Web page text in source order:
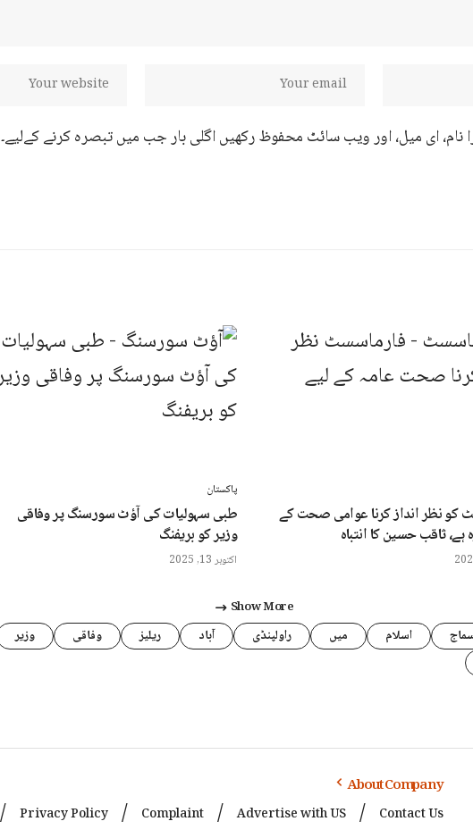
نام، ای میل، اور ویب سائٹ محفوظ رکھیں اگلی بار جب میں تبصرہ کرنے کےلیے۔
کو نظر انداز کرنا عوامی صحت کے
ثاقب حسین کا انتباہ
پاکستان
طبی سہولیات کی آؤٹ سورسنگ پر وفاقی
وزیر کو بریفنگ
اکتوبر 13, 2025
Show More
اسلام میں راولپنڈی آباد ریلیز وفاقی وزیر
About Company
Contact Us
Advertise with US
Complaint
Privacy Policy